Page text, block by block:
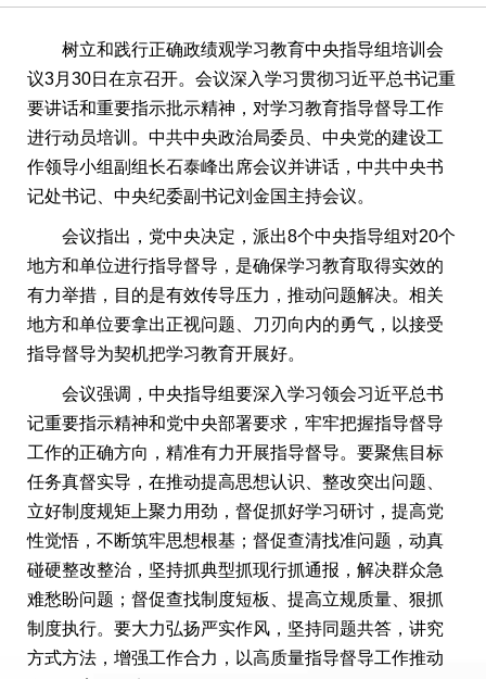
树立和践行正确政绩观学习教育中央指导组培训会
议3月30日在京召开。会议深入学习贯彻习近平总书记重
要讲话和重要指示批示精神，对学习教育指导督导工作
进行动员培训。中共中央政治局委员、中央党的建设工
作领导小组副组长石泰峰出席会议并讲话，中共中央书
记处书记、中央纪委副书记刘金国主持会议。
会议指出，党中央决定，派出8个中央指导组对20个
地方和单位进行指导督导，是确保学习教育取得实效的
有力举措，目的是有效传导压力，推动问题解决。相关
地方和单位要拿出正视问题、刀刃向内的勇气，以接受
指导督导为契机把学习教育开展好。
会议强调，中央指导组要深入学习领会习近平总书
记重要指示精神和党中央部署要求，牢牢把握指导督导
工作的正确方向，精准有力开展指导督导。要聚焦目标
任务真督实导，在推动提高思想认识、整改突出问题、
立好制度规矩上聚力用劲，督促抓好学习研讨，提高党
性觉悟，不断筑牢思想根基；督促查清找准问题，动真
碰硬整改整治，坚持抓典型抓现行抓通报，解决群众急
难愁盼问题；督促查找制度短板、提高立规质量、狠抓
制度执行。要大力弘扬严实作风，坚持同题共答，讲究
方式方法，增强工作合力，以高质量指导督导工作推动